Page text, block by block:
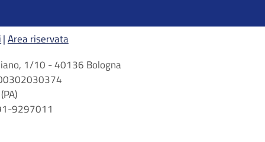
Area riservata
1/10 - 40136 Bologna
9297011